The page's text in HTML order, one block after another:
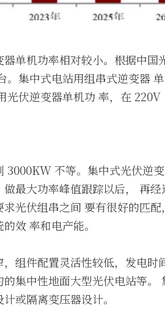
单机功率相对较小。根据中国
集中式电站用组串式逆变器
伏逆变器单机功 率，在
不等。集中式光伏逆
最大功率峰值跟踪以后， 再
光伏组串之间 要有很好的匹
效 率和电产能。
组件配置灵活性较低，发电时
集中性地面大型光伏电站等。
或隔离变压器设计。